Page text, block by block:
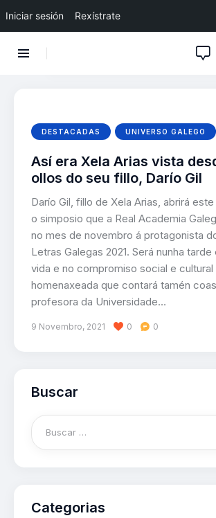
Iniciar sesión Rexístrate
DESTACADAS UNIVERSO GALEGO
Así era Xela Arias vista
ollos do seu fillo, Darío Gil
Darío Gil, fillo de Xela Arias, abrirá este
o simposio que a Real Academia
no mes de novembro á protagonista
Letras Galegas 2021. Será nunha
vida e no compromiso social e cultural
homenaxeada que contará tamén
profesora da Universidade…
9 Novembro, 2021 0 0
Buscar
Categorias